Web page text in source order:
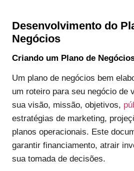
Desenvolvimento do
Negócios
Criando um Plano de
Um plano de negócios bem
um roteiro para seu negócio de
sua visão, missão, objetivos,
estratégias de marketing,
planos operacionais. Este
garantir financiamento, atrair
sua tomada de decisões.